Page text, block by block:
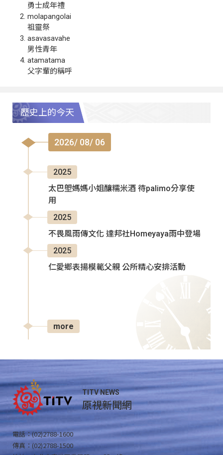
勇士成年禮
molapangolai
祖靈祭
asavasavahe
男性青年
atamatama
父字輩的稱呼
歷史上的今天
2026/ 08/ 06
2025
太巴塱媽媽小姐釀糯米酒 待palimo分享使
用
2025
不畏風雨傳文化 達邦社Homeyaya雨中登場
2025
仁愛鄉表揚模範父親 公所精心安排活動
more
TITV NEWS
原視新聞網
電話：(02)2788-1600
傳真：(02)2788-1500